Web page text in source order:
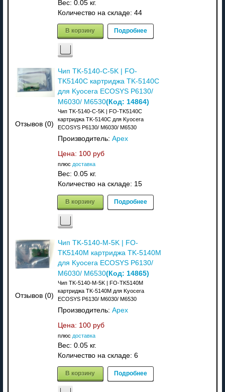
Вес: 0.05 кг.
Количество на складе: 44
В корзину Подробнее
Отзывов (0)
Чип TK-5140-C-5K | FO-
TK5140C картриджа TK-5140C
для Kyocera ECOSYS P6130/
M6030/ M6530(Код: 14864)
Чип TK-5140-C-5K | FO-TK5140C
картриджа TK-5140C для Kyocera
ECOSYS P6130/ M6030/ M6530
Производитель: Apex
Цена: 100 руб
плюс доставка
Вес: 0.05 кг.
Количество на складе: 15
В корзину Подробнее
Отзывов (0)
Чип TK-5140-M-5K | FO-
TK5140M картриджа TK-5140M
для Kyocera ECOSYS P6130/
M6030/ M6530(Код: 14865)
Чип TK-5140-M-5K | FO-TK5140M
картриджа TK-5140M для Kyocera
ECOSYS P6130/ M6030/ M6530
Производитель: Apex
Цена: 100 руб
плюс доставка
Вес: 0.05 кг.
Количество на складе: 6
В корзину Подробнее